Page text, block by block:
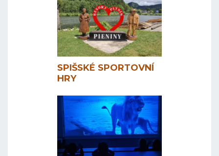
SPIŠSKÉ SPORTOVNÍ
HRY